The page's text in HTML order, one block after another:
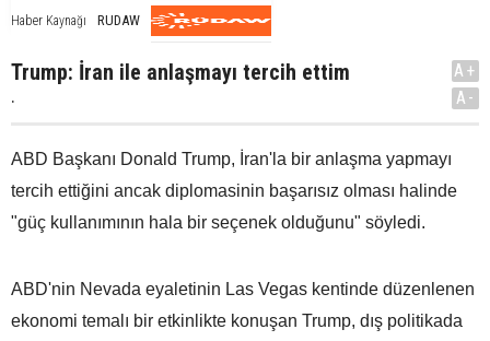
Haber Kaynağı RUDAW
Trump: İran ile anlaşmayı tercih ettim
.
A+
A-
ABD Başkanı Donald Trump, İran'la bir anlaşma yapmayı
tercih ettiğini ancak diplomasinin başarısız olması halinde
"güç kullanımının hala bir seçenek olduğunu" söyledi.
ABD'nin Nevada eyaletinin Las Vegas kentinde düzenlenen
ekonomi temalı bir etkinlikte konuşan Trump, dış politikada